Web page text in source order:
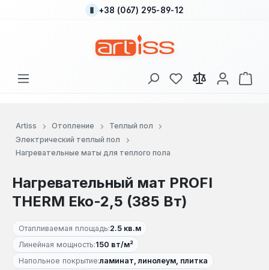
Перейти к основному содержанию
+38 (067) 295-89-12
У вас есть товары
В
Artiss Отопление
Теплый пол
Электрический теплый пол
Нагревательные маты для теплого пола
Нагревательный мат PROFI
THERM Eko-2,5 (385 Вт)
Отапливаемая площадь:2.5 кв.м
Линейная мощность:150 вт/м²
Напольное покрытие:ламинат, линолеум, плитка